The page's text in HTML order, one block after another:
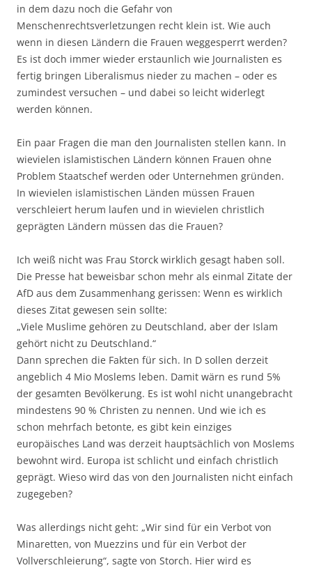
in dem dazu noch die Gefahr von
Menschenrechtsverletzungen recht klein ist. Wie auch
wenn in diesen Ländern die Frauen weggesperrt werden?
Es ist doch immer wieder erstaunlich wie Journalisten es
fertig bringen Liberalismus nieder zu machen – oder es
zumindest versuchen – und dabei so leicht widerlegt
werden können.
Ein paar Fragen die man den Journalisten stellen kann. In
wievielen islamistischen Ländern können Frauen ohne
Problem Staatschef werden oder Unternehmen gründen.
In wievielen islamistischen Länden müssen Frauen
verschleiert herum laufen und in wievielen christlich
geprägten Ländern müssen das die Frauen?
Ich weiß nicht was Frau Storck wirklich gesagt haben soll.
Die Presse hat beweisbar schon mehr als einmal Zitate der
AfD aus dem Zusammenhang gerissen: Wenn es wirklich
dieses Zitat gewesen sein sollte:
„Viele Muslime gehören zu Deutschland, aber der Islam
gehört nicht zu Deutschland.“
Dann sprechen die Fakten für sich. In D sollen derzeit
angeblich 4 Mio Moslems leben. Damit wärn es rund 5%
der gesamten Bevölkerung. Es ist wohl nicht unangebracht
mindestens 90 % Christen zu nennen. Und wie ich es
schon mehrfach betonte, es gibt kein einziges
europäisches Land was derzeit hauptsächlich von Moslems
bewohnt wird. Europa ist schlicht und einfach christlich
geprägt. Wieso wird das von den Journalisten nicht einfach
zugegeben?
Was allerdings nicht geht: „Wir sind für ein Verbot von
Minaretten, von Muezzins und für ein Verbot der
Vollverschleierung“, sagte von Storch. Hier wird es